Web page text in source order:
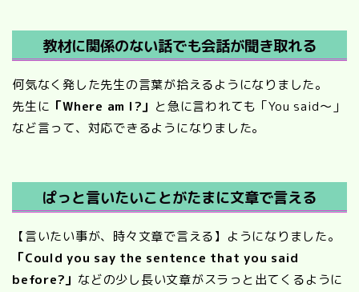
教材に関係のない話でも会話が聞き取れる
何気なく発した先生の言葉が拾えるようになりました。
先生に 「Where am I?」 と急に言われても「You said～」
など言って、対応できるようになりました。
ぱっと言いたいことがたまに文章で言える
【言いたい事が、時々文章で言える】ようになりました。
「Could you say the sentence that you said
before?」 などの少し長い文章がスラっと出てくるように